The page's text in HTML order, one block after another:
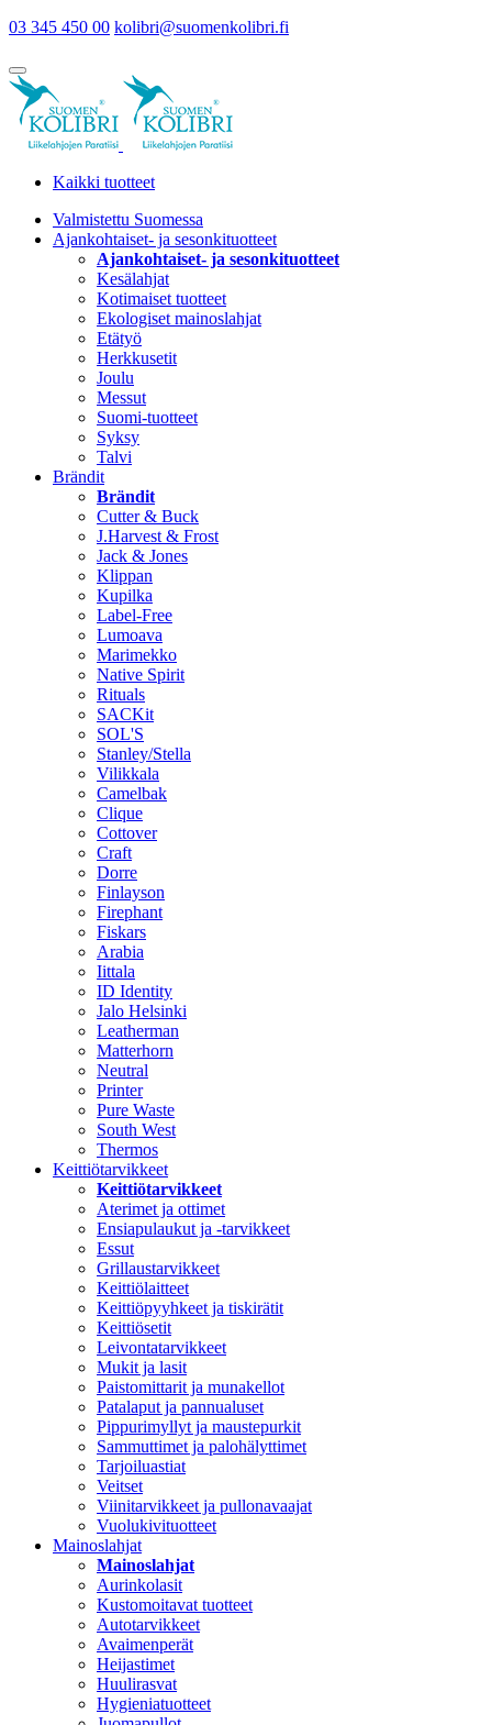
03 345 450 00 kolibri@suomenkolibri.fi
Kaikki tuotteet
Valmistettu Suomessa
Ajankohtaiset- ja sesonkituotteet
Ajankohtaiset- ja sesonkituotteet
Kesälahjat
Kotimaiset tuotteet
Ekologiset mainoslahjat
Etätyö
Herkkusetit
Joulu
Messut
Suomi-tuotteet
Syksy
Talvi
Brändit
Brändit
Cutter & Buck
J.Harvest & Frost
Jack & Jones
Klippan
Kupilka
Label-Free
Lumoava
Marimekko
Native Spirit
Rituals
SACKit
SOL'S
Stanley/Stella
Vilikkala
Camelbak
Clique
Cottover
Craft
Dorre
Finlayson
Firephant
Fiskars
Arabia
Iittala
ID Identity
Jalo Helsinki
Leatherman
Matterhorn
Neutral
Printer
Pure Waste
South West
Thermos
Keittiötarvikkeet
Keittiötarvikkeet
Aterimet ja ottimet
Ensiapulaukut ja -tarvikkeet
Essut
Grillaustarvikkeet
Keittiölaitteet
Keittiöpyyhkeet ja tiskirätit
Keittiösetit
Leivontatarvikkeet
Mukit ja lasit
Paistomittarit ja munakellot
Patalaput ja pannualuset
Pippurimyllyt ja maustepurkit
Sammuttimet ja palohälyttimet
Tarjoiluastiat
Veitset
Viinitarvikkeet ja pullonavaajat
Vuolukivituotteet
Mainoslahjat
Mainoslahjat
Aurinkolasit
Kustomoitavat tuotteet
Autotarvikkeet
Avaimenperät
Heijastimet
Huulirasvat
Hygieniatuotteet